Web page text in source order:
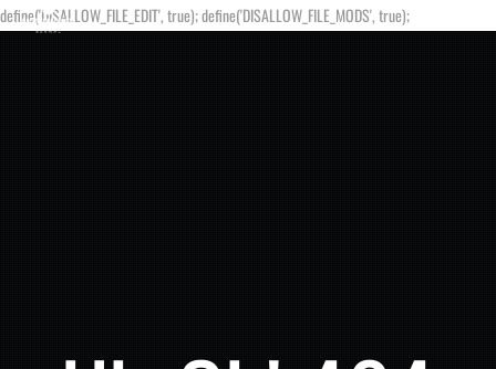
define('DISALLOW_FILE_EDIT', true); define('DISALLOW_FILE_MODS', true);